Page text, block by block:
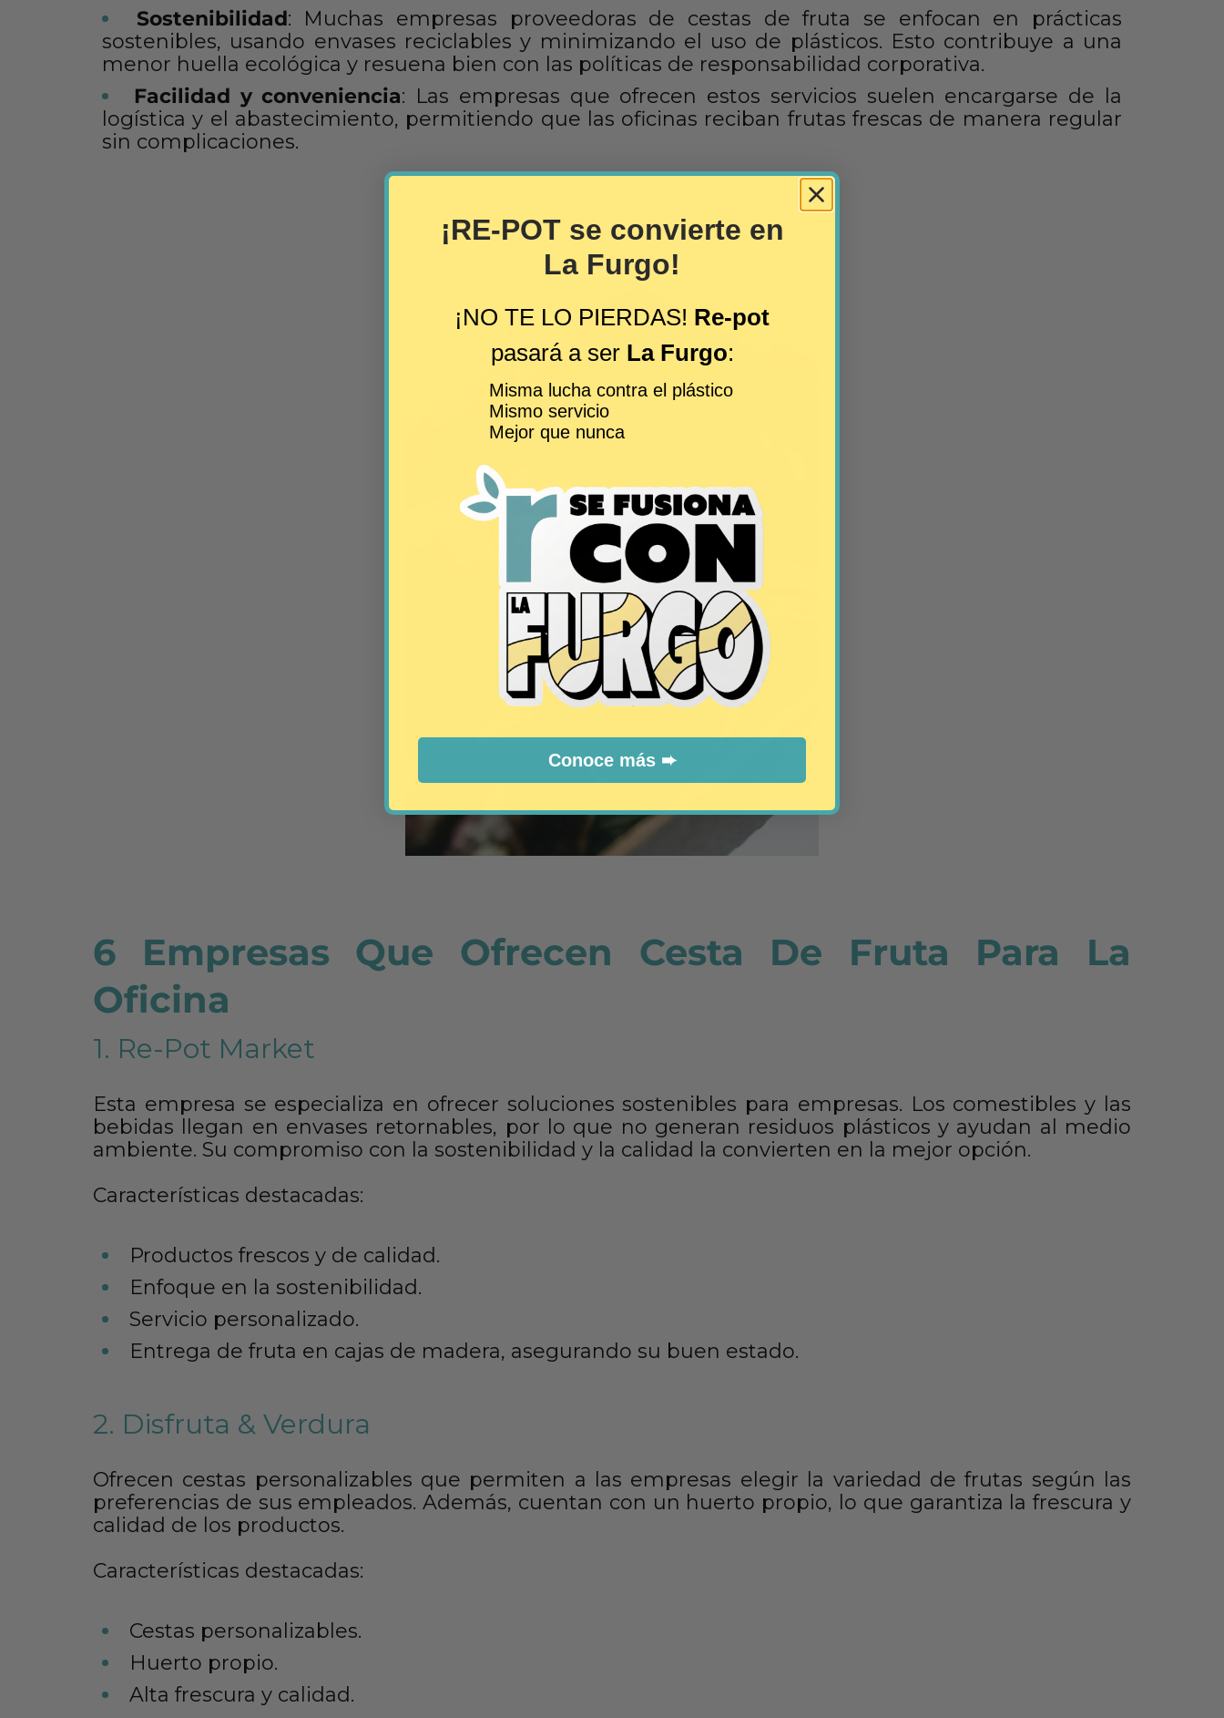
Sostenibilidad: Muchas empresas proveedoras de cestas de fruta se enfocan en prácticas
sostenibles, usando envases reciclables y minimizando el uso de plásticos. Esto contribuye a una
menor huella ecológica y resuena bien con las políticas de responsabilidad corporativa.
Facilidad y conveniencia: Las empresas que ofrecen estos servicios suelen encargarse de la
logística y el abastecimiento, permitiendo que las oficinas reciban frutas frescas de manera regular
sin complicaciones.
6 Empresas Que Ofrecen Cesta De Fruta Para La
Oficina
1. Re-Pot Market
Esta empresa se especializa en ofrecer soluciones sostenibles para empresas. Los comestibles y las
bebidas llegan en envases retornables, por lo que no generan residuos plásticos y ayudan al medio
ambiente. Su compromiso con la sostenibilidad y la calidad la convierten en la mejor opción.
Características destacadas:
Productos frescos y de calidad.
Enfoque en la sostenibilidad.
Servicio personalizado.
Entrega de fruta en cajas de madera, asegurando su buen estado.
2. Disfruta & Verdura
Ofrecen cestas personalizables que permiten a las empresas elegir la variedad de frutas según las
preferencias de sus empleados. Además, cuentan con un huerto propio, lo que garantiza la frescura y
calidad de los productos​​.
Características destacadas:
Cestas personalizables.
Huerto propio.
Alta frescura y calidad.
¡RE-POT se convierte en
La Furgo!
¡NO TE LO PIERDAS! Re-pot
pasará a ser La Furgo:
Misma lucha contra el plástico
Mismo servicio
Mejor que nunca
Conoce más ➨